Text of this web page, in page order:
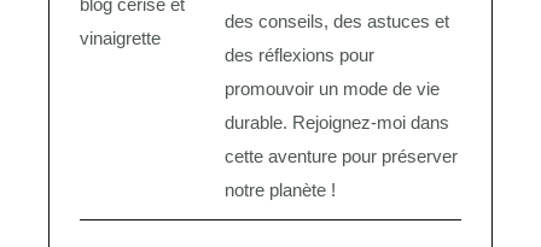
des conseils, des astuces et
des réflexions pour
promouvoir un mode de vie
durable. Rejoignez-moi dans
cette aventure pour préserver
notre planète !